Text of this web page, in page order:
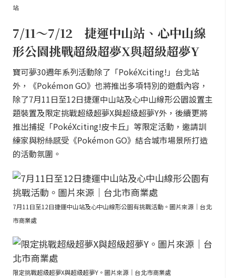
站
7/11～7/12 捷運中山站、心中山線
形公園挑戰超級超夢X與超級超夢Y
寶可夢30週年系列活動除了「PokéXciting!」台北站
外，《Pokémon GO》也將推出多項特別的遊戲內容，
除了7月11日至12日捷運中山站及心中山線形公園設置主
題裝置及限定挑戰超級超夢X與超級超夢Y外，後續更將
推出捕捉「PokéXciting!皮卡丘」等限定活動，邀請訓
練家與粉絲感受《Pokémon GO》結合城市場景所打造
的活動氛圍。
7月11日至12日捷運中山站及心中山線形公園有挑戰活動。圖片來源｜台北
市商業處
限定挑戰超級超夢X與超級超夢Y。圖片來源｜台北市商業處